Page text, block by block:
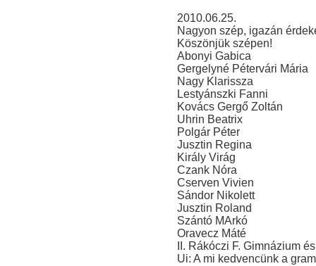
2010.06.25.
Nagyon szép, igazán
Köszönjük szépen!
Abonyi Gabica
Gergelyné Pétervári Mária
Nagy Klarissza
Lestyánszki Fanni
Kovács Gergő Zoltán
Uhrin Beatrix
Polgár Péter
Jusztin Regina
Király Virág
Czank Nóra
Cserven Vivien
Sándor Nikolett
Jusztin Roland
Szántó MArkó
Oravecz Máté
II. Rákóczi F. Gimnázium
Ui: A mi kedvencünk a